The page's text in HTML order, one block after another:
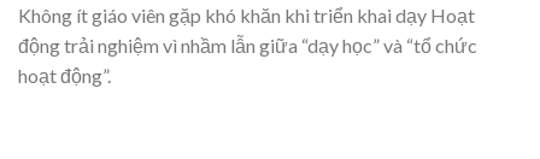
Không ít giáo viên gặp khó khăn khi triển khai dạy Hoạt
động trải nghiệm vì nhầm lẫn giữa “dạy học” và “tổ chức
hoạt động”.